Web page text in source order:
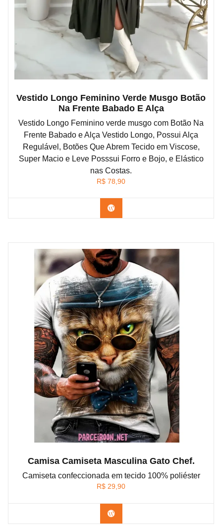
Vestido Longo Feminino Verde Musgo Botão
Na Frente Babado E Alça
Vestido Longo Feminino verde musgo com Botão Na
Frente Babado e Alça Vestido Longo, Possui Alça
Regulável, Botões Que Abrem Tecido em Viscose,
Super Macio e Leve Posssui Forro e Bojo, e Elástico
nas Costas.
R$ 78,90
Confira na Shopee
Camisa Camiseta Masculina Gato Chef.
Camiseta confeccionada em tecido 100% poliéster
R$ 29,90
Confira na Shopee